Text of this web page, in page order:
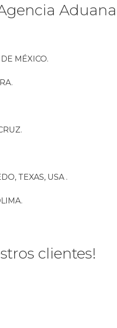
MÉXICO.
TEXAS, USA .
clientes!